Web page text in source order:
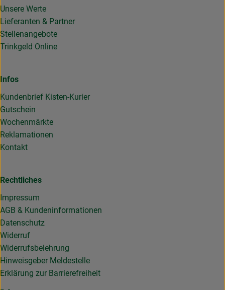
Unsere Werte
Lieferanten & Partner
Stellenangebote
Trinkgeld Online
Infos
Kundenbrief Kisten-Kurier
Gutschein
Wochenmärkte
Reklamationen
Kontakt
Rechtliches
Impressum
AGB & Kundeninformationen
Datenschutz
Widerruf
Widerrufsbelehrung
Hinweisgeber Meldestelle
Erklärung zur Barrierefreiheit